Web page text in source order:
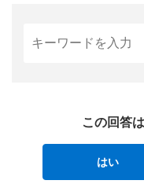
この回答
はい